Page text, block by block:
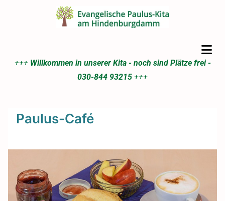
+++ Willkommen in unserer Kita - noch sind Plätze frei -
030-844 93215 +++
Paulus-Café